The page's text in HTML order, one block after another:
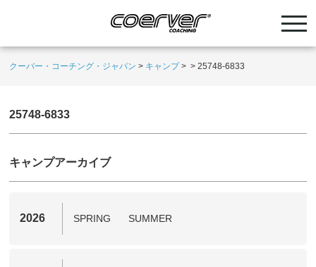
クーバー・コーチング・ジャパン > キャンプ> >25748-6833
25748-6833
キャンプアーカイブ
2026 SPRING SUMMER